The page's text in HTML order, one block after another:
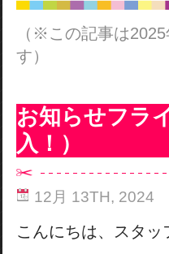
（※この記事は
す）
お知らせフラ
入！）
12月 13TH, 2024
こんにちは、スタッ